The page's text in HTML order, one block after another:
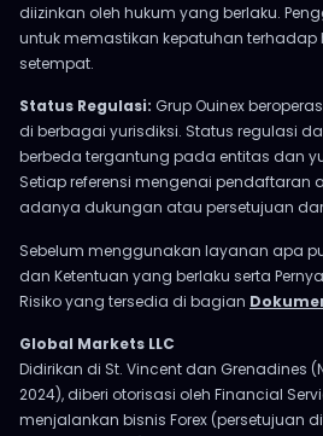
diizinkan oleh hukum yang berlaku.
untuk memastikan kepatuhan terhadap
setempat.
Status Regulasi: Grup Ouinex
di berbagai yurisdiksi. Status regulasi
berbeda tergantung pada entitas dan
Setiap referensi mengenai pendaftaran
adanya dukungan atau persetujuan
Sebelum menggunakan layanan apa
dan Ketentuan yang berlaku serta
Risiko yang tersedia di bagian
Global Markets LLC
Didirikan di St. Vincent dan Grenadines
2024), diberi otorisasi oleh Financial
menjalankan bisnis Forex (persetujuan